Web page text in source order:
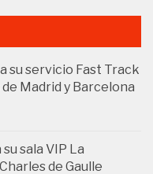
su servicio Fast Track
Madrid y Barcelona
sala VIP La
de Gaulle